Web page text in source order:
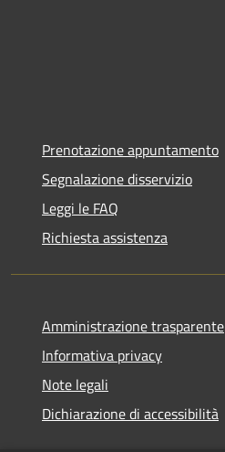
Prenotazione appuntamento
Segnalazione disservizio
Leggi le FAQ
Richiesta assistenza
Amministrazione trasparente
Informativa privacy
Note legali
Dichiarazione di accessibilità